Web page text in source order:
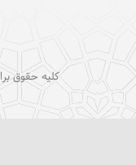
کلیه حقوق